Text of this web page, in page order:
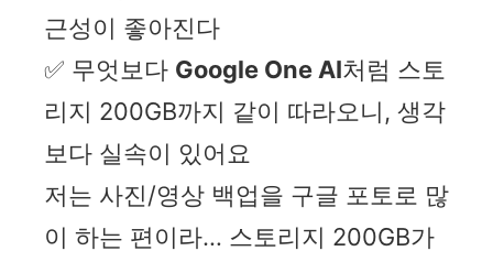
근성이 좋아진다
✅ 무엇보다 Google One AI처럼 스토
리지 200GB까지 같이 따라오니, 생각
보다 실속이 있어요
저는 사진/영상 백업을 구글 포토로 많
이 하는 편이라… 스토리지 200GB가